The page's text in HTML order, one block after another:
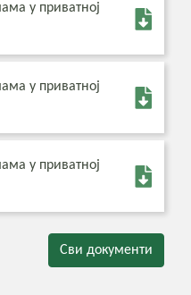
у приватној
у приватној
у приватној
Сви документи